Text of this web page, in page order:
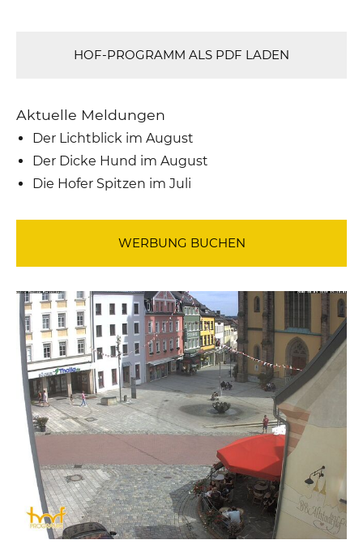
HOF-PROGRAMM ALS PDF LADEN
Aktuelle Meldungen
Der Lichtblick im August
Der Dicke Hund im August
Die Hofer Spitzen im Juli
WERBUNG BUCHEN